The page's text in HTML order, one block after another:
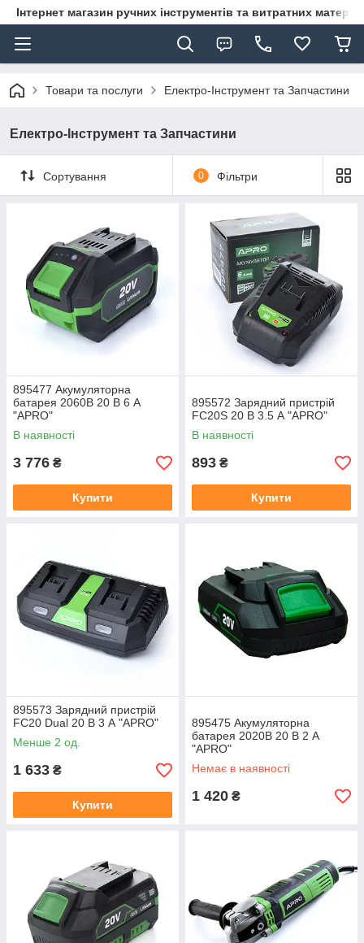
Інтернет магазин ручних інструментів та витратних
Товари та послуги Електро-Інструмент та Запчастини
Електро-Інструмент та Запчастини
Сортування 0 Фільтри
895477 Акумуляторна
батарея 2060B 20 В 6 А
"APRO"
В наявності
3 776 ₴
Купити
895572 Зарядний пристрій
FC20S 20 В 3.5 А "APRO"
В наявності
893 ₴
Купити
895573 Зарядний пристрій
FC20 Dual 20 В 3 А "APRO"
Менше 2 од.
1 633 ₴
Купити
895475 Акумуляторна
батарея 2020B 20 В 2 А
"APRO"
Немає в наявності
1 420 ₴